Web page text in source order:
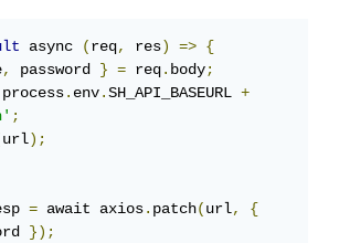
async (req, res) =>
{
, password } = req.body;
process.env.SH_API_BASEURL +
;
url);
= await axios.patch(url,
{
});